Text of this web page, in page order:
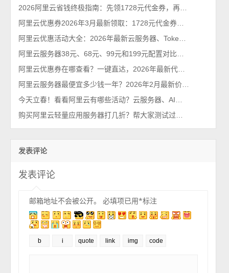
2026阿里云省钱终极指南：先领1728元代金券，再抢99元/年服务器！
阿里云优惠券2026年3月最新领取：1728元代金券个人和企业都能领
阿里云优惠活动大全：2026年最新云服务器、Tokens、云存储及数据库汇总
阿里云服务器38元、68元、99元和199元配置对比，优惠价格活动政策解读
阿里云优惠券在哪查看？一键直达，2026年最新代金券查询系统
阿里云服务器最便宜多少钱一年？2026年2月最新价格通知
今天立春！看看阿里云有哪些活动？云服务器、AI大模型等都有优惠2026最新
购买阿里云轻量应用服务器打几折？帮大家测试过了，85折不能再多了
发表评论
发表评论
邮箱地址不会被公开。 必填项已用*标注